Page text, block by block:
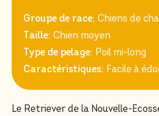
Groupe de race: Chiens de
Taille: Chien moyen
Type de pelage: Poil mi-long
Caractéristiques: Facile à
Le Retriever de la Nouvelle-